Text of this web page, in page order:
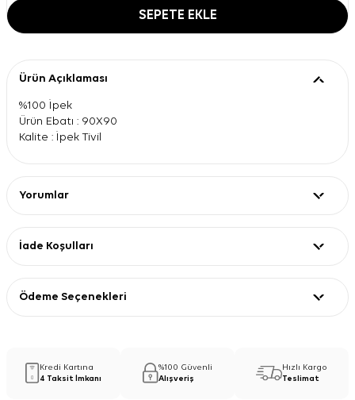
SEPETE EKLE
Ürün Açıklaması
%100 İpek
Ürün Ebatı : 90X90
Kalite : İpek Tivil
Yorumlar
İade Koşulları
Ödeme Seçenekleri
Kredi Kartına
4 Taksit İmkanı
%100 Güvenli
Alışveriş
Hızlı Kargo
Teslimat